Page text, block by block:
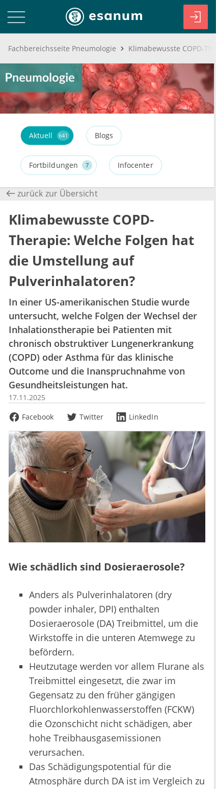
Fachbereichsseite Pneumologie
Aktuell 641 Blogs
Fortbildungen 7 Infocenter
zurück zur Übersicht
Klimabewusste COPD-
Therapie: Welche Folgen hat
die Umstellung auf
Pulverinhalatoren?
In einer US-amerikanischen Studie wurde
untersucht, welche Folgen der Wechsel der
Inhalationstherapie bei Patienten mit
chronisch obstruktiver Lungenerkrankung
(COPD) oder Asthma für das klinische
Outcome und die Inanspruchnahme von
Gesundheitsleistungen hat.
17.11.2025
Facebook
Twitter LinkedIn
Wie schädlich sind Dosieraerosole?
Anders als Pulverinhalatoren (dry
powder inhaler, DPI) enthalten
Dosieraerosole (DA) Treibmittel, um die
Wirkstoffe in die unteren Atemwege zu
befördern.
Heutzutage werden vor allem Flurane als
Treibmittel eingesetzt, die zwar im
Gegensatz zu den früher gängigen
Fluorchlorkohlenwasserstoffen (FCKW)
die Ozonschicht nicht schädigen, aber
hohe Treibhausgasemissionen
verursachen.
Das Schädigungspotential für die
Atmosphäre durch DA ist im Vergleich zu